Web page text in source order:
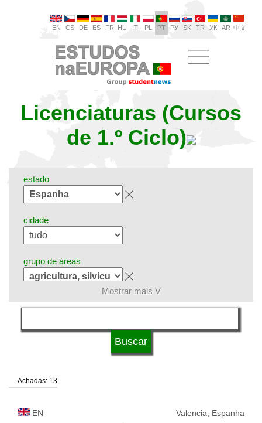
EN CS DE ES FR HU IT PL PT РУ SK TR УК AR 中文
Licenciaturas (Cursos
de 1.º Ciclo)
estado
cidade
grupo de áreas
língua
status de universidade
Mostrar mais V
Achadas: 13
EN Valencia, Espanha